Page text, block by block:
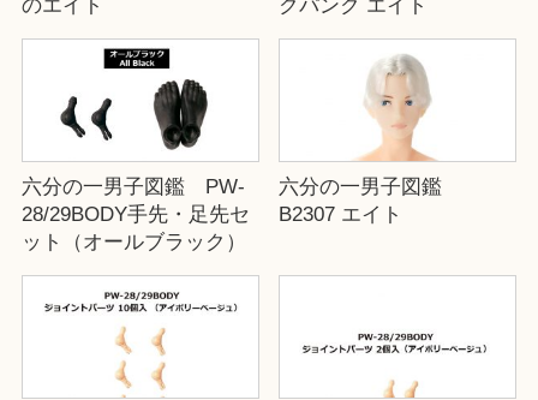
のエイト
クパンク エイト
六分の一男子図鑑 PW-
28/29BODY手先・足先セ
ット（オールブラック）
六分の一男子図鑑
B2307 エイト